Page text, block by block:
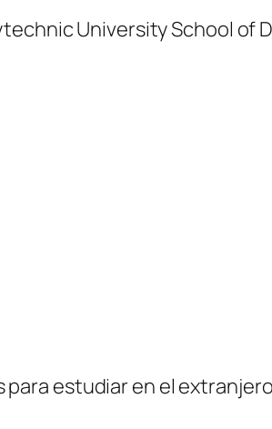
University School of
estudiar en el